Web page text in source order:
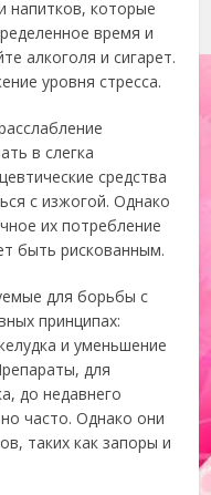
напитков, которые
время и
алкоголя и сигарет.
уровня стресса.
в слегка
средства
с изжогой. Однако
их потребление
быть рискованным.
для борьбы с
принципах:
и уменьшение
для
до недавнего
часто. Однако они
таких как запоры и